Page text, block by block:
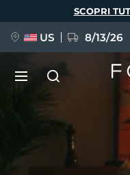
SCOPRI
US 8/13/26
NUOVO
BREAKING NEWS